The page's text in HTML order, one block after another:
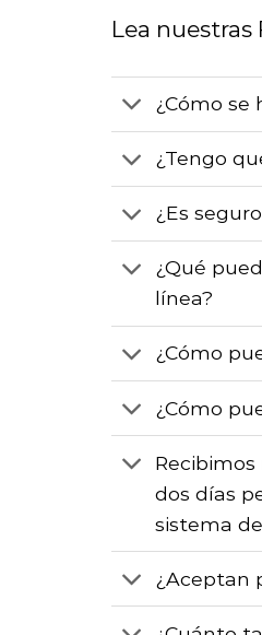
Lea
¿Cómo se
¿Tengo
¿Es
¿Qué
línea?
¿Cómo
¿Cómo
dos días
sistema
¿Aceptan